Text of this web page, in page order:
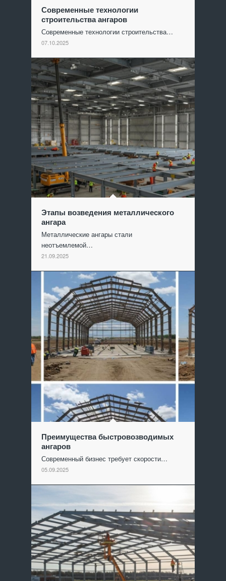
Современные технологии
строительства ангаров
Современные технологии строительства…
07.10.2025
Этапы возведения металлического
ангара
Металлические ангары стали
неотъемлемой…
21.09.2025
Преимущества быстровозводимых
ангаров
Современный бизнес требует скорости…
05.09.2025